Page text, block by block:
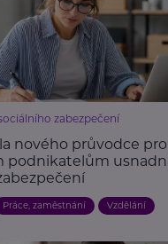
zabezpečení
nového průvodce pro
podnikatelům
Práce, zaměstnání Vzdělání